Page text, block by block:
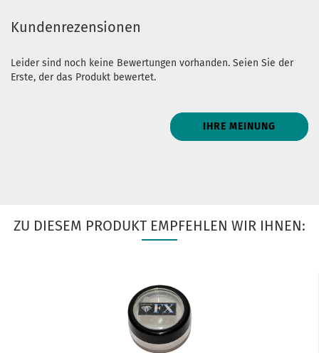
Kundenrezensionen
Leider sind noch keine Bewertungen vorhanden. Seien Sie der
Erste, der das Produkt bewertet.
IHRE MEINUNG
ZU DIESEM PRODUKT EMPFEHLEN WIR IHNEN: